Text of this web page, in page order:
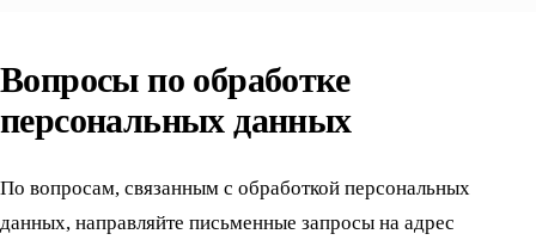
Вопросы по обработке
персональных данных
По вопросам, связанным с обработкой персональных
данных, направляйте письменные запросы на адрес